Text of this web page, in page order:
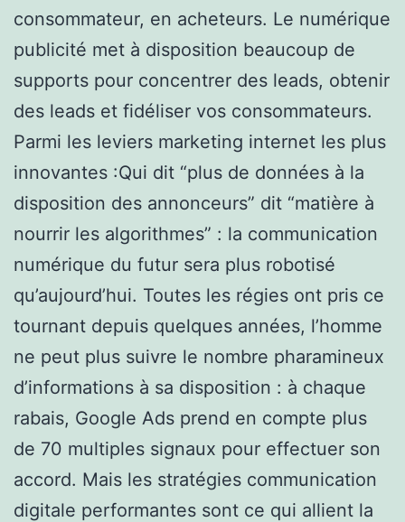
consommateur, en acheteurs. Le numérique
publicité met à disposition beaucoup de
supports pour concentrer des leads, obtenir
des leads et fidéliser vos consommateurs.
Parmi les leviers marketing internet les plus
innovantes :Qui dit “plus de données à la
disposition des annonceurs” dit “matière à
nourrir les algorithmes” : la communication
numérique du futur sera plus robotisé
qu’aujourd’hui. Toutes les régies ont pris ce
tournant depuis quelques années, l’homme
ne peut plus suivre le nombre pharamineux
d’informations à sa disposition : à chaque
rabais, Google Ads prend en compte plus
de 70 multiples signaux pour effectuer son
accord. Mais les stratégies communication
digitale performantes sont ce qui allient la